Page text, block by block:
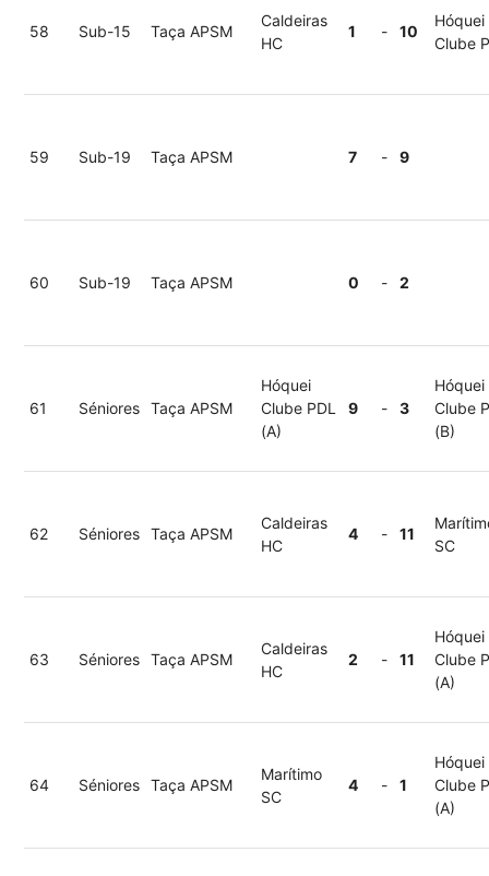
58 Sub-15 Taça APSM
Caldeiras
HC
1 - 10
Hóquei
Clube
59 Sub-19 Taça APSM 7 - 9
60 Sub-19 Taça APSM 0 - 2
61 Séniores Taça APSM
Hóquei
Clube PDL
(A)
9 - 3
Hóquei
Clube
(B)
62 Séniores Taça APSM
Caldeiras
HC
4 - 11
SC
63 Séniores Taça APSM
Caldeiras
HC
2 - 11
Hóquei
Clube
(A)
64 Séniores Taça APSM
Marítimo
SC
4 - 1
Hóquei
Clube
(A)